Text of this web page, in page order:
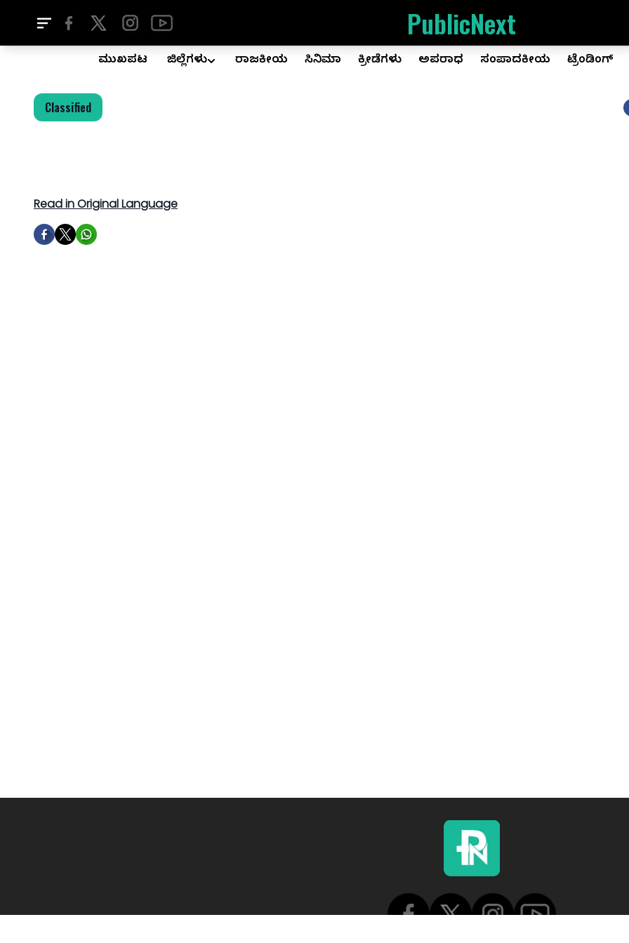
PublicNext
ಮುಖಪುಟ ಜಿಲ್ಲೆಗಳು ರಾಜಕೀಯ ಸಿನಿಮಾ ಕ್ರೀಡೆಗಳು ಅಪರಾಧ ಸಂಪಾದಕೀಯ ಟ್ರೆಂಡಿಂಗ್
Classified
Read in Original Language